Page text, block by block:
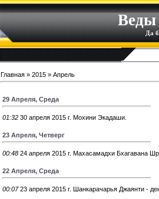
Да
Главная » 2015 » Апрель
29 Апреля, Среда
01:32 30 апреля 2015 г. Мохини Экадаши.
23 Апреля, Четверг
00:48 24 апреля 2015 г. Махасамадхи Бхагавана
22 Апреля, Среда
00:07 23 апреля 2015 г. Шанкарачарья Джаянти -